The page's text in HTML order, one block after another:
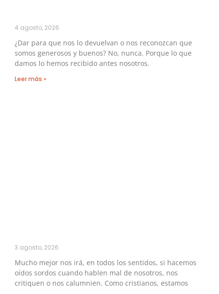
4 agosto, 2026
¿Dar para que nos lo devuelvan o nos reconozcan que
somos generosos y buenos? No, nunca. Porque lo que
damos lo hemos recibido antes nosotros.
Leer más »
3 agosto, 2026
Mucho mejor nos irá, en todos los sentidos, si hacemos
oídos sordos cuando hablen mal de nosotros, nos
critiquen o nos calumnien. Como cristianos, estamos